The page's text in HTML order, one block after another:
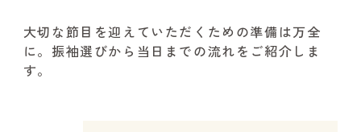
大切な節目を迎えていただくための準備は万全
に。振袖選びから当日までの流れをご紹介しま
す。